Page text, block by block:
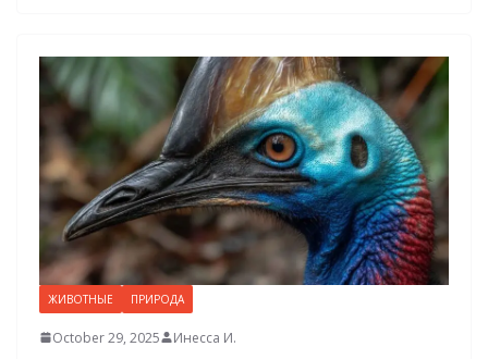
ЖИВОТНЫЕ ПРИРОДА
October 29, 2025 Инесса И.